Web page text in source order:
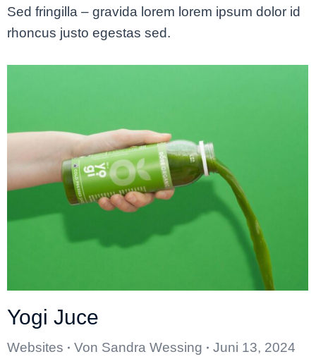
Sed fringilla – gravida lorem lorem ipsum dolor id
rhoncus justo egestas sed.
Yogi Juce
Websites Von Sandra Wessing
Juni 13, 2024